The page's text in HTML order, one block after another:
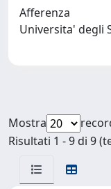
Afferenza
Universita' degli
Mostra
Risultati 1 - 9 di 9